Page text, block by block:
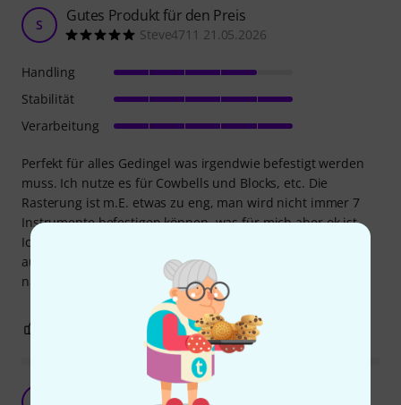
S Gutes Produkt für den Preis
Steve4711 21.05.2026
Perfekt für alles Gedingel was irgendwie befestigt werden
muss. Ich nutze es für Cowbells und Blocks, etc. Die
Rasterung ist m.E. etwas zu eng, man wird nicht immer 7
Instrumente befestigen können, was für mich aber ok ist.
Ich habe 5 Sterne für Stabilität und Qualität vergeben, was
auf den Preis bezogen ist. Für mehr Geld bekommt man
natürlich noch bessere Stabilität und Qualität.
Handling
Stabilität
Verarbeitung
BEWERTUNG MELDEN